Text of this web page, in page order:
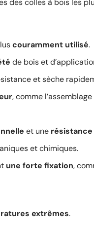
des colles à bois les
couramment utilisé.
de bois et
et sèche
, comme
et une résistance
et chimiques.
une forte fixation,
extrêmes.